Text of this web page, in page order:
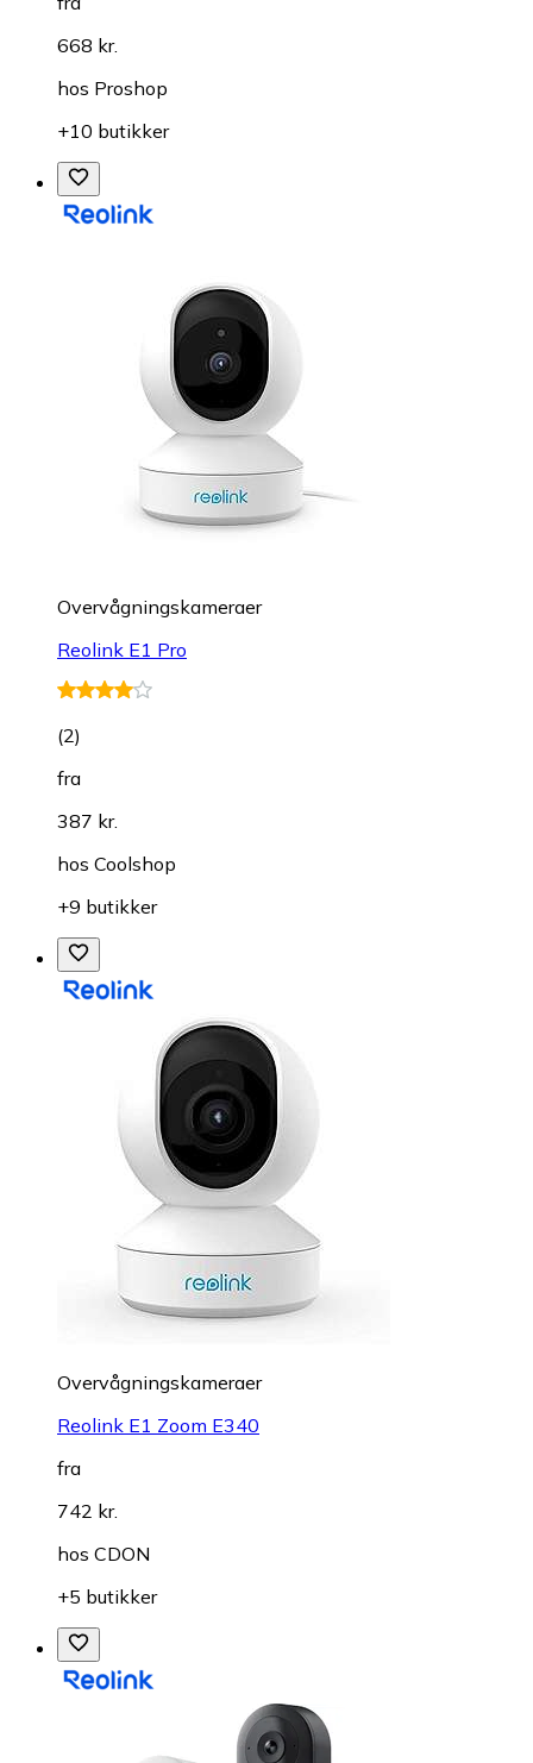
668 kr.
hos Proshop
+10 butikker
Overvågningskameraer
Reolink E1 Pro
(2)
fra
387 kr.
hos Coolshop
+9 butikker
Overvågningskameraer
Reolink E1 Zoom E340
fra
742 kr.
hos CDON
+5 butikker